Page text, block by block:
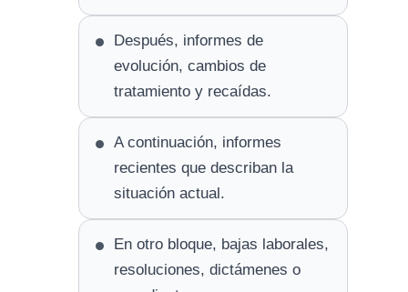
Después, informes de
evolución, cambios de
tratamiento y recaídas.
A continuación, informes
recientes que describan la
situación actual.
En otro bloque, bajas laborales,
resoluciones, dictámenes o